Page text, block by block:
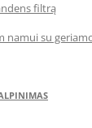
filtrą
namui su